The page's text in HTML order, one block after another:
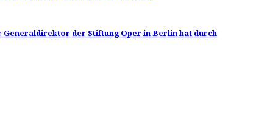
der Stiftung Oper in Berlin hat durch